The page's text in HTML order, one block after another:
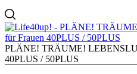
PLÄNE! TRÄUME!
40PLUS / 50PLUS